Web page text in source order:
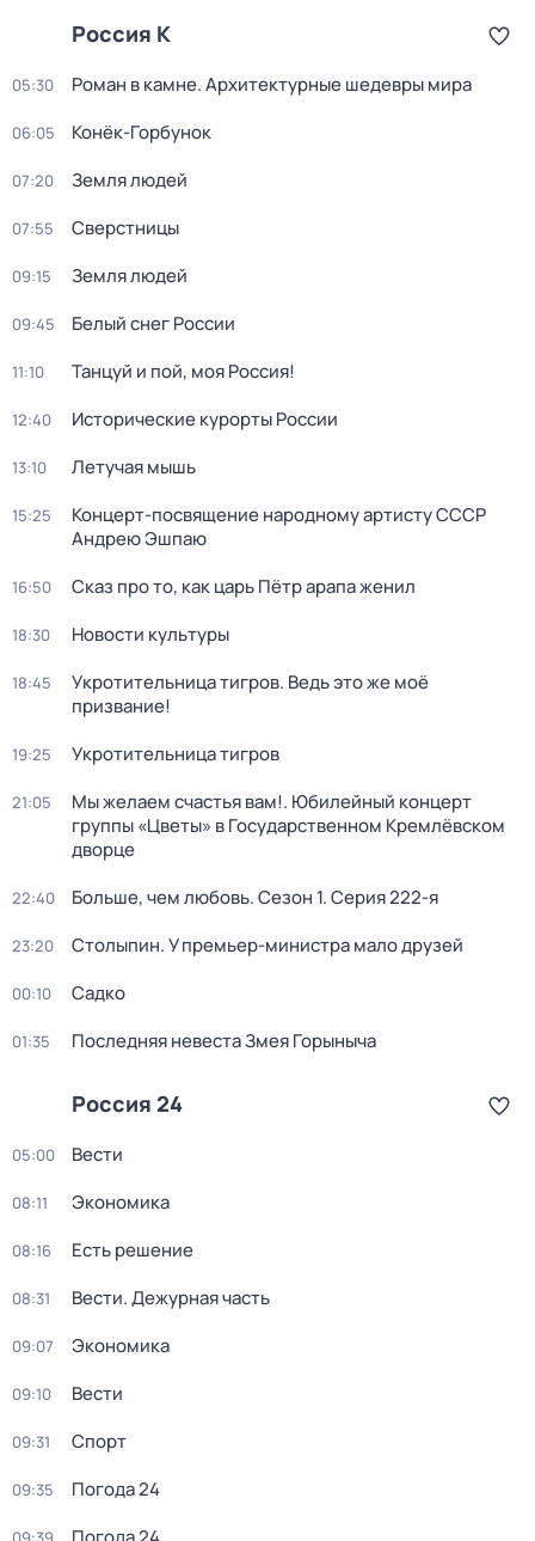
Россия К
05:30 Роман в камне. Архитектурные шедевры мира
06:05 Конёк-Горбунок
07:20 Земля людей
07:55 Сверстницы
09:15 Земля людей
09:45 Белый снег России
11:10 Танцуй и пой, моя Россия!
12:40 Исторические курорты России
13:10 Летучая мышь
15:25
Концерт-посвящение народному артисту СССР
Андрею Эшпаю
16:50 Сказ про то, как царь Пётр арапа женил
18:30 Новости культуры
18:45
Укротительница тигров. Ведь это же моё
призвание!
19:25 Укротительница тигров
21:05
Мы желаем счастья вам!. Юбилейный концерт
группы «Цветы» в Государственном Кремлёвском
дворце
22:40 Больше, чем любовь. Сезон 1. Серия 222-я
23:20 Столыпин. У премьер-министра мало друзей
00:10 Садко
01:35 Последняя невеста Змея Горыныча
Россия 24
05:00 Вести
08:11 Экономика
08:16 Есть решение
08:31 Вести. Дежурная часть
09:07 Экономика
09:10 Вести
09:31 Спорт
09:35 Погода 24